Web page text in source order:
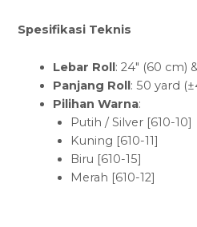
Spesifikasi Teknis
Lebar Roll: 24″ (60 cm)
Panjang Roll: 50 yard
Pilihan Warna:
Putih / Silver [610-10]
Kuning [610-11]
Biru [610-15]
Merah [610-12]